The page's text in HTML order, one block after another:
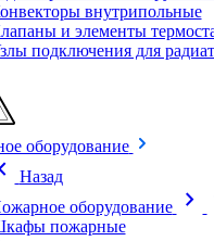
внутрипольные
и элементы
подключения для
оборудование
Назад
оборудование
chevron_right
пожарные